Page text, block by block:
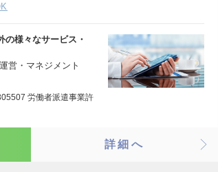
の様々なサービス・
営・マネジメント
労働者派遣事業許
詳細へ